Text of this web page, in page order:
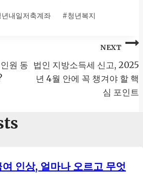
년내일저축계좌 #청년복지
원 동
NEXT
법인 지방소득세 신고, 2025
년 4월 안에 꼭 챙겨야 할 핵
심 포인트
인상, 얼마나 오르고 무엇